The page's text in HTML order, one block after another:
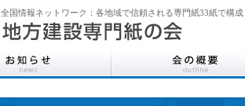
全国情報ネットワーク：各地域で信頼される専門紙33紙で構成